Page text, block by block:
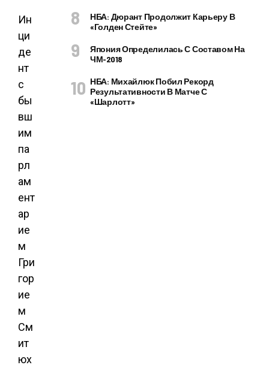
Ин
ци
де
нт
с
бы
вш
им
па
рл
ам
ент
ар
ие
м
Гри
гор
ие
м
См
ит
юх
НБА: Дюрант Продолжит Карьеру В
«Голден Стейте»
Япония Определилась С Составом На
ЧМ-2018
НБА: Михайлюк Побил Рекорд
Результативности В Матче С
«Шарлотт»